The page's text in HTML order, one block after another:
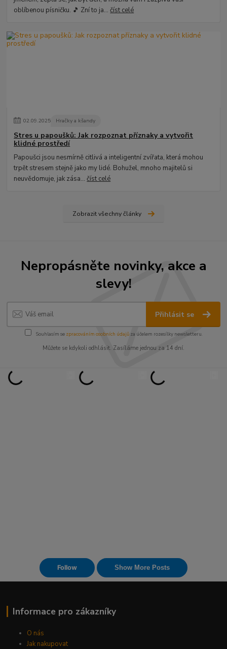
oblíbenou písničku. 🎵 Zní to ja...číst celé
02.09.2025 Hračky a kšandy
Stres u papoušků: Jak rozpoznat příznaky a vytvořit
klidné prostředí
Papoušci jsou nesmírně citlivá a inteligentní zvířata, která mohou
trpět stresem stejně jako my lidé. Bohužel, mnoho majitelů si
neuvědomuje, jak zása...číst celé
Zobrazit všechny články
Nepropásněte novinky, akce a
slevy!
Přihlásit se
Souhlasím se zpracováním osobních údajůza účelem rozesílky newsletteru.
Můžete se kdykoli odhlásit. Zasíláme jednou za 14 dní.
Informace pro zákazníky
O nás
Jak nakupovat